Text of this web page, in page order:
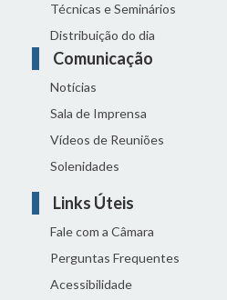
Técnicas e Seminários
Distribuição do dia
Comunicação
Notícias
Sala de Imprensa
Vídeos de Reuniões
Solenidades
Links Úteis
Fale com a Câmara
Perguntas Frequentes
Acessibilidade